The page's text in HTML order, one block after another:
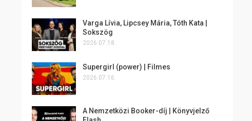
Varga Lívia, Lipcsey Mária, Tóth Kata |
Sokszög
2026.07.18.
Supergirl (power) | Filmes
2026.07.16.
A Nemzetközi Booker-díj | Könyvjelző